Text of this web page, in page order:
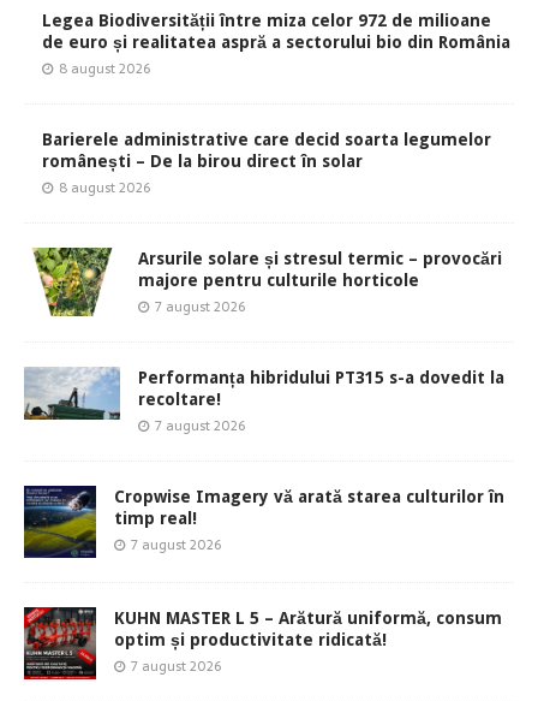
Legea Biodiversității între miza celor 972 de milioane
de euro și realitatea aspră a sectorului bio din România
8 august 2026
Barierele administrative care decid soarta legumelor
românești – De la birou direct în solar
8 august 2026
Arsurile solare și stresul termic – provocări
majore pentru culturile horticole
7 august 2026
Performanța hibridului PT315 s-a dovedit la
recoltare!
7 august 2026
Cropwise Imagery vă arată starea culturilor în
timp real!
7 august 2026
KUHN MASTER L 5 – Arătură uniformă, consum
optim și productivitate ridicată!
7 august 2026